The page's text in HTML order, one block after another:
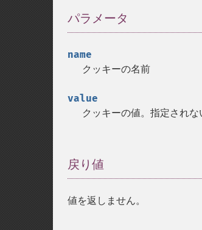
パラメータ
name
クッキーの名前
value
クッキーの値。指定されな
戻り値
値を返しません。